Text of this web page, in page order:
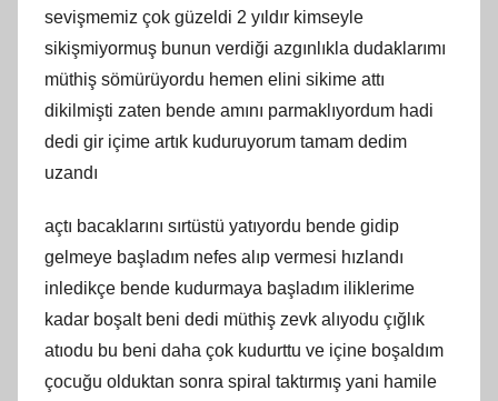
sevişmemiz çok güzeldi 2 yıldır kimseyle
sikişmiyormuş bunun verdiği azgınlıkla dudaklarımı
müthiş sömürüyordu hemen elini sikime attı
dikilmişti zaten bende amını parmaklıyordum hadi
dedi gir içime artık kuduruyorum tamam dedim
uzandı
açtı bacaklarını sırtüstü yatıyordu bende gidip
gelmeye başladım nefes alıp vermesi hızlandı
inledikçe bende kudurmaya başladım iliklerime
kadar boşalt beni dedi müthiş zevk alıyodu çığlık
atıodu bu beni daha çok kudurttu ve içine boşaldım
çocuğu olduktan sonra spiral taktırmış yani hamile